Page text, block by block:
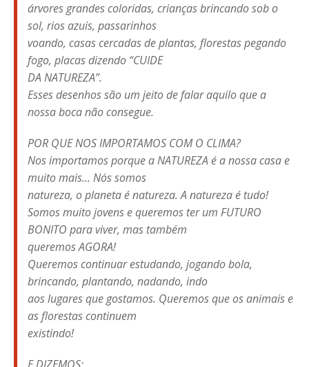
árvores grandes coloridas, crianças brincando sob o
sol, rios azuis, passarinhos
voando, casas cercadas de plantas, florestas pegando
fogo, placas dizendo “CUIDE
DA NATUREZA”.
Esses desenhos são um jeito de falar aquilo que a
nossa boca não consegue.
POR QUE NOS IMPORTAMOS COM O CLIMA?
Nos importamos porque a NATUREZA é a nossa casa e
muito mais… Nós somos
natureza, o planeta é natureza. A natureza é tudo!
Somos muito jovens e queremos ter um FUTURO
BONITO para viver, mas também
queremos AGORA!
Queremos continuar estudando, jogando bola,
brincando, plantando, nadando, indo
aos lugares que gostamos. Queremos que os animais e
as florestas continuem
existindo!